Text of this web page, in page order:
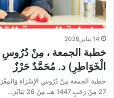
14 يناير,2026
خطبة الجمعة ، مِنْ دُرُوسِ
الْخَوَاطِرِ) د. مُحَمَّدٌ حَرْزٌ
خطبة الجمعة مِنْ دُرُوسِ الإِسْرَاءِ
27 مِنْ رَجَبٍ 1447 هــ مِنْ 26 يَنَايْرَ…